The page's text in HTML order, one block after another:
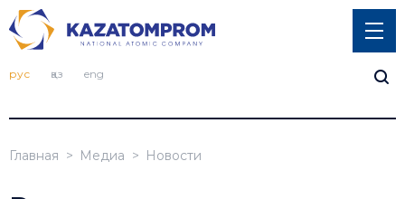
рус қаз eng
Главная Медиа Новости